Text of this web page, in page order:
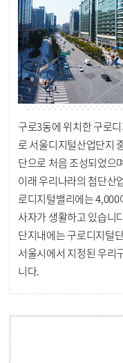
구로3동에 위치한 구로
로 서울디지털산업단지
단으로 처음 조성되었으
이래 우리나라의 첨단산
로디지털밸리에는
사자가 생활하고 있습니
단지내에는 구로디지털
서울시에서 지정된 우리
니다.